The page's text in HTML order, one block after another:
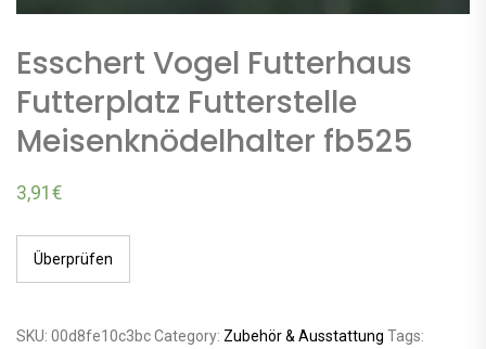
Esschert Vogel Futterhaus
Futterplatz Futterstelle
Meisenknödelhalter fb525
3,91 €
Überprüfen
SKU: 00d8fe10c3bcCategory: Zubehör & Ausstattung Tags: